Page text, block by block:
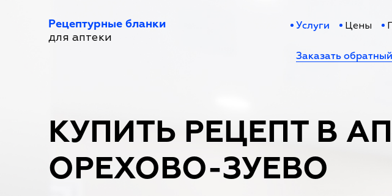
Рецептурные бланки
для аптеки
Услуги Цены
Заказать
КУПИТЬ РЕЦЕПТ В
ОРЕХОВО-ЗУЕВО